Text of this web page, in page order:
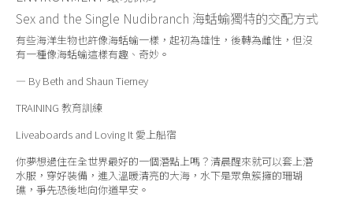
Sex and the Single Nudibranch 海蛞蝓獨特的交配方式
有些海洋生物也許像海蛞蝓一樣，起初為雄性，後轉為雌性，但沒
有一種像海蛞蝓這樣有趣、奇妙。
— By Beth and Shaun Tierney
TRAINING 教育訓練
Liveaboards and Loving It 愛上船宿
你夢想過住在全世界最好的一個潛點上嗎？清晨醒來就可以套上潛
水服，穿好裝備，進入溫暖清亮的大海，水下是眾魚簇擁的珊瑚
礁，爭先恐後地向你道早安。